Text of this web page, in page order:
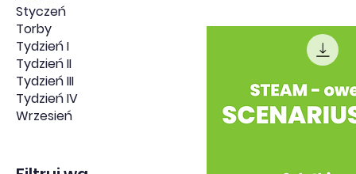
Styczeń
Torby
Tydzień I
Tydzień II
Tydzień III
Tydzień IV
Wrzesień